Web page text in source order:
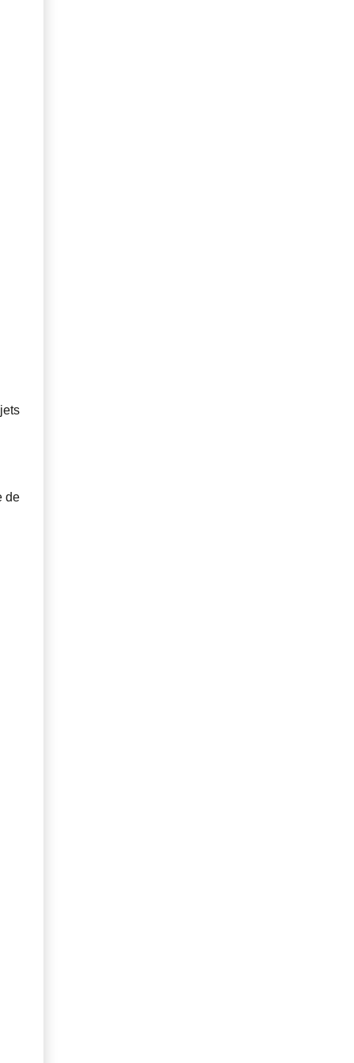
de